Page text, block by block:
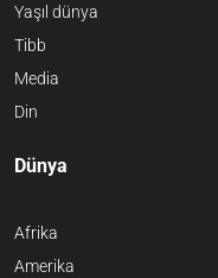
Yaşıl dünya
Tibb
Media
Din
Dünya
Afrika
Amerika